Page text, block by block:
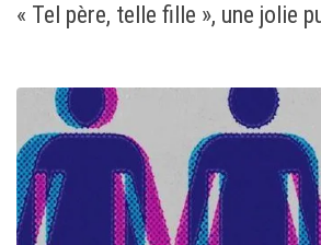
« Tel père, telle fille », une jolie